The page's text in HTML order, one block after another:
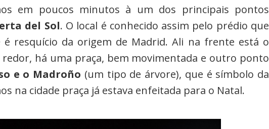
em poucos minutos à um dos principais pontos
del Sol. O local é conhecido assim pelo prédio que
é resquício da origem de Madrid. Ali na frente está o
redor, há uma praça, bem movimentada e outro ponto
e o Madroño (um tipo de árvore), que é símbolo da
na cidade praça já estava enfeitada para o Natal.